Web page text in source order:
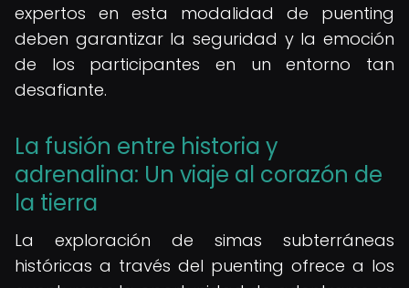
expertos en esta modalidad de puenting
deben garantizar la seguridad y la emoción
de los participantes en un entorno tan
desafiante.
La fusión entre historia y
adrenalina: Un viaje al corazón de
la tierra
La exploración de simas subterráneas
históricas a través del puenting ofrece a los